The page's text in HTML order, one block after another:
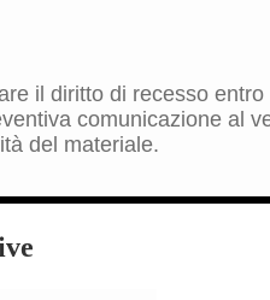
il diritto di recesso
comunicazione al
del materiale.